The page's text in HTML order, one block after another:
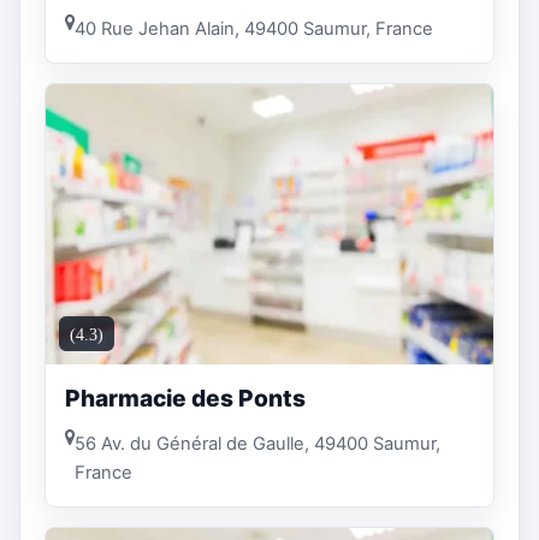
40 Rue Jehan Alain, 49400 Saumur, France
(4.3)
Pharmacie des Ponts
56 Av. du Général de Gaulle, 49400 Saumur,
France